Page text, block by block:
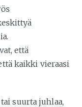
että
kaikki vieraasi
suurta juhlaa,